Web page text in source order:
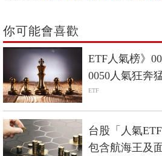
你可能會喜歡
ETF人氣榜》
0050人氣狂奔
大關？
ETF
台股「人氣
包含航海王及